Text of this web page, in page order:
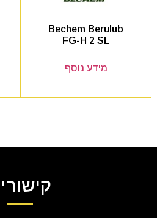
Bechem Berulub
FG-H 2 SL
מידע נוסף